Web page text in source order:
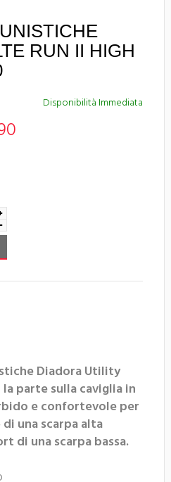
RUN II HIGH
Disponibilità Immediata
Diadora Utility
parte sulla caviglia in
e confortevole per
una scarpa alta
di una scarpa bassa.